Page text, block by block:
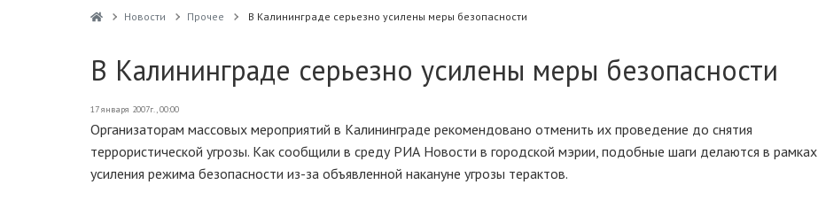
Новости Прочее В Калининграде серьезно усилены меры безопасности
В Калининграде серьезно усилены меры безопасности
17 января 2007г., 00:00
Организаторам массовых мероприятий в Калининграде рекомендовано отменить их проведение до снятия
террористической угрозы. Как сообщили в среду РИА Новости в городской мэрии, подобные шаги делаются в рамках
усиления режима безопасности из-за объявленной накануне угрозы терактов.